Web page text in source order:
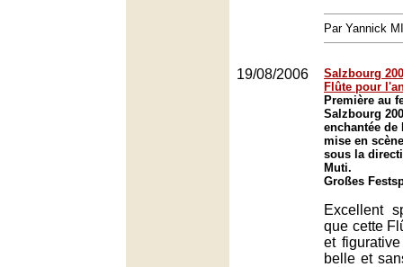
Par Yannick
19/08/2006
Salzbourg
Flûte pour
Première au
Salzbourg
enchantée de
mise en
sous la
Muti.
Großes
Excellent
que cette
et
belle et